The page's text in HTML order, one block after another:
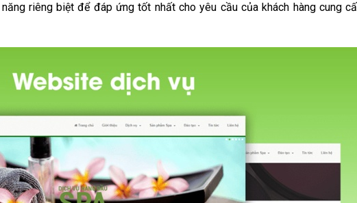
riêng biệt để đáp ứng tốt nhất cho yêu cầu của khách hàng cung